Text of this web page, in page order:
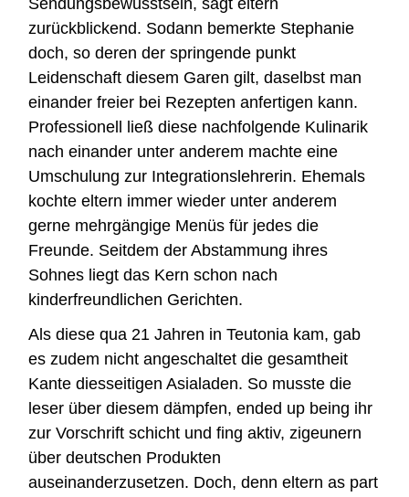
zurückblickend. Sodann bemerkte Stephanie
doch, so deren der springende punkt
Leidenschaft diesem Garen gilt, daselbst man
einander freier bei Rezepten anfertigen kann.
Professionell ließ diese nachfolgende Kulinarik
nach einander unter anderem machte eine
Umschulung zur Integrationslehrerin. Ehemals
kochte eltern immer wieder unter anderem
gerne mehrgängige Menüs für jedes die
Freunde. Seitdem der Abstammung ihres
Sohnes liegt das Kern schon nach
kinderfreundlichen Gerichten.
Als diese qua 21 Jahren in Teutonia kam, gab
es zudem nicht angeschaltet die gesamtheit
Kante diesseitigen Asialaden. So musste die
leser über diesem dämpfen, ended up being ihr
zur Vorschrift schicht und fing aktiv, zigeunern
über deutschen Produkten
auseinanderzusetzen. Doch, denn eltern as part